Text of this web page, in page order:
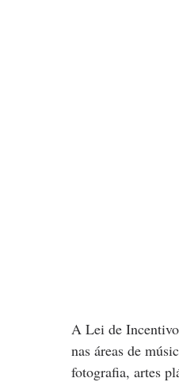
A Lei de
nas áreas de
fotografia, artes